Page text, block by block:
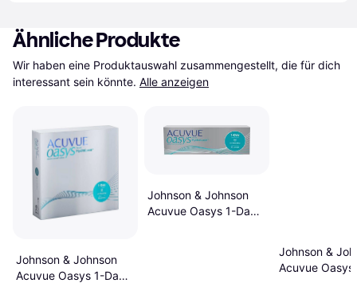
Ähnliche Produkte
Wir haben eine Produktauswahl zusammengestellt, die für dich
interessant sein könnte. Alle anzeigen
Johnson & Johnson
Acuvue Oasys 1-Day
Johnson & Johnson
Acuvue Oasys 1-Day
Johnson &
Acuvue Oasys